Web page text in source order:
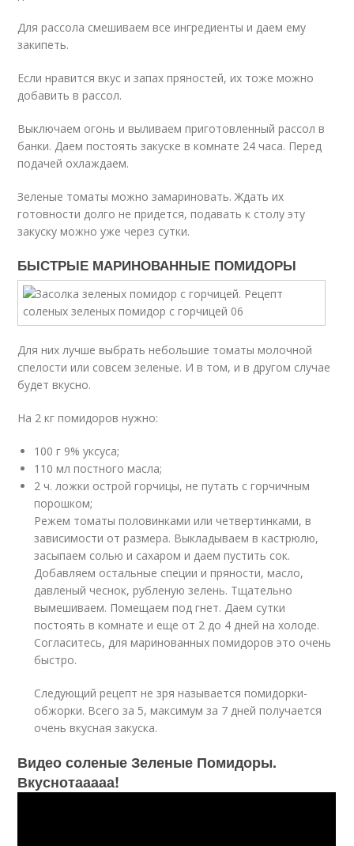
Для рассола смешиваем все ингредиенты и даем ему
закипеть.
Если нравится вкус и запах пряностей, их тоже можно
добавить в рассол.
Выключаем огонь и выливаем приготовленный рассол в
банки. Даем постоять закуске в комнате 24 часа. Перед
подачей охлаждаем.
Зеленые томаты можно замариновать. Ждать их
готовности долго не придется, подавать к столу эту
закуску можно уже через сутки.
БЫСТРЫЕ МАРИНОВАННЫЕ ПОМИДОРЫ
Для них лучше выбрать небольшие томаты молочной
спелости или совсем зеленые. И в том, и в другом случае
будет вкусно.
На 2 кг помидоров нужно:
100 г 9% уксуса;
110 мл постного масла;
2 ч. ложки острой горчицы, не путать с горчичным
порошком;
Режем томаты половинками или четвертинками, в
зависимости от размера. Выкладываем в кастрюлю,
засыпаем солью и сахаром и даем пустить сок.
Добавляем остальные специи и пряности, масло,
давленый чеснок, рубленую зелень. Тщательно
вымешиваем. Помещаем под гнет. Даем сутки
постоять в комнате и еще от 2 до 4 дней на холоде.
Согласитесь, для маринованных помидоров это очень
быстро.
Следующий рецепт не зря называется помидорки-
обжорки. Всего за 5, максимум за 7 дней получается
очень вкусная закуска.
Видео соленые Зеленые Помидоры.
Вкуснотааааа!